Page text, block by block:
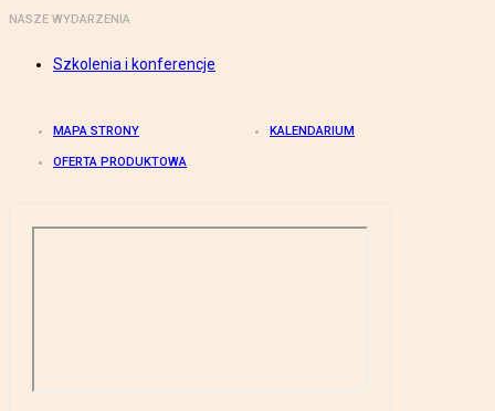
NASZE WYDARZENIA
Szkolenia i konferencje
MAPA STRONY KALENDARIUM
OFERTA PRODUKTOWA